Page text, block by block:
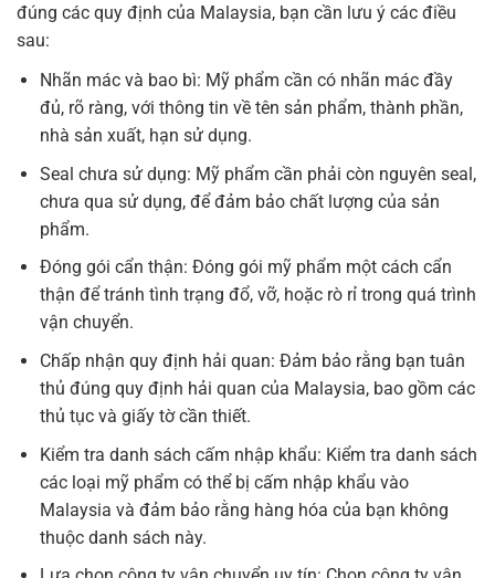
đúng các quy định của Malaysia, bạn cần lưu ý các điều
sau:
Nhãn mác và bao bì: Mỹ phẩm cần có nhãn mác đầy
đủ, rõ ràng, với thông tin về tên sản phẩm, thành phần,
nhà sản xuất, hạn sử dụng.
Seal chưa sử dụng: Mỹ phẩm cần phải còn nguyên seal,
chưa qua sử dụng, để đảm bảo chất lượng của sản
phẩm.
Đóng gói cẩn thận: Đóng gói mỹ phẩm một cách cẩn
thận để tránh tình trạng đổ, vỡ, hoặc rò rỉ trong quá trình
vận chuyển.
Chấp nhận quy định hải quan: Đảm bảo rằng bạn tuân
thủ đúng quy định hải quan của Malaysia, bao gồm các
thủ tục và giấy tờ cần thiết.
Kiểm tra danh sách cấm nhập khẩu: Kiểm tra danh sách
các loại mỹ phẩm có thể bị cấm nhập khẩu vào
Malaysia và đảm bảo rằng hàng hóa của bạn không
thuộc danh sách này.